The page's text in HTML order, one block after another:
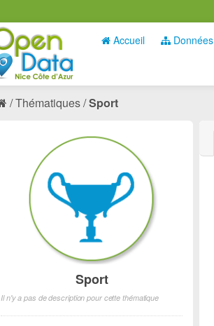
Accueil Données
Thématiques Sport
Sport
Il n'y a pas de description pour cette thématique